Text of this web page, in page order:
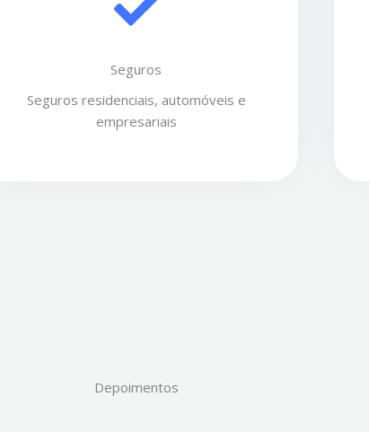
Seguros
Seguros residenciais, automóveis e
empresariais
Depoimentos